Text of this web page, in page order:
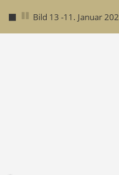
◼ Bild 14 -11. Januar